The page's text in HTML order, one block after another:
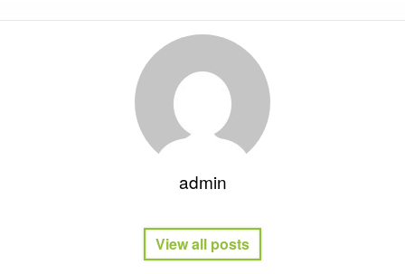
admin
View all posts